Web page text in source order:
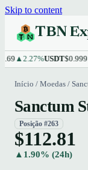
Skip to content
TBN
▲2.27%USDT$0.9991
Início / Moedas /
Sanctum
Posição #263
$112.81
▲1.90% (24h)